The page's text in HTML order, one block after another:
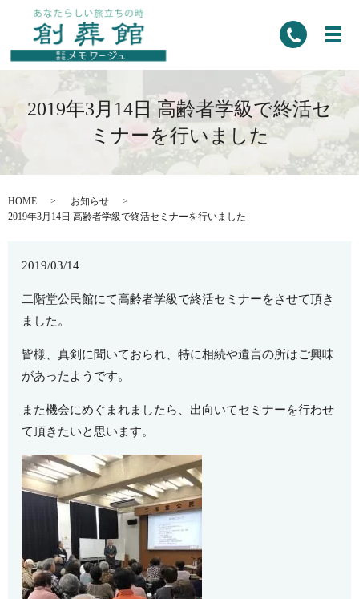
2019年3月14日 高齢者学級で終活セ
ミナーを行いました
HOME
お知らせ
2019年3月14日 高齢者学級で終活セミナーを行いました
2019/03/14
二階堂公民館にて高齢者学級で終活セミナーをさせて頂き
ました。
皆様、真剣に聞いておられ、特に相続や遺言の所はご興味
があったようです。
また機会にめぐまれましたら、出向いてセミナーを行わせ
て頂きたいと思います。